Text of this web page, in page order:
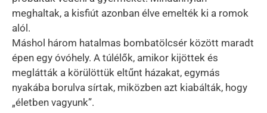
meghaltak, a kisfiút azonban élve emelték ki a romok
alól.
Máshol három hatalmas bombatölcsér között maradt
épen egy óvóhely. A túlélők, amikor kijöttek és
meglátták a körülöttük eltűnt házakat, egymás
nyakába borulva sírtak, miközben azt kiabálták, hogy
„életben vagyunk”.